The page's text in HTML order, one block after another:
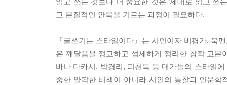
고 본질적인 안목을 기르는 과정이 필요하다.
『글쓰기는 스타일이다』는 시인이자 비평가, 북
은 깨달음을 정교하고 섬세하게 정리한 창작 교
바나 다카시, 박경리, 피천득 등 대가들의 스타일
중한 얄팍한 비책이 아니라 시인의 통찰과 인문